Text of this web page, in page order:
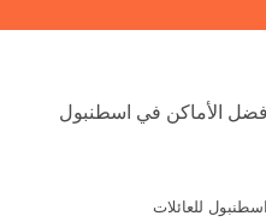
للعائلات